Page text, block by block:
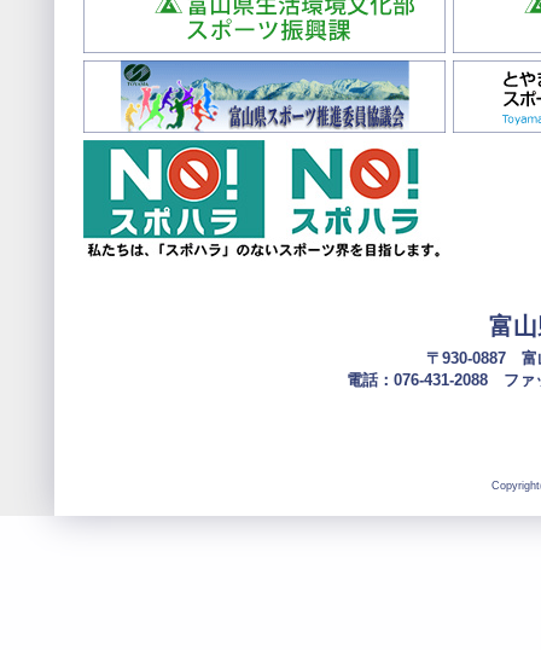
富
〒930-0887 富
電話：076-431-2088 フ